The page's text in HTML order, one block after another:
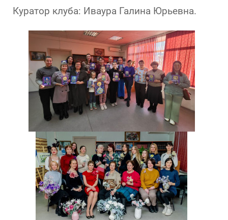
Куратор клуба: Иваура Галина Юрьевна.